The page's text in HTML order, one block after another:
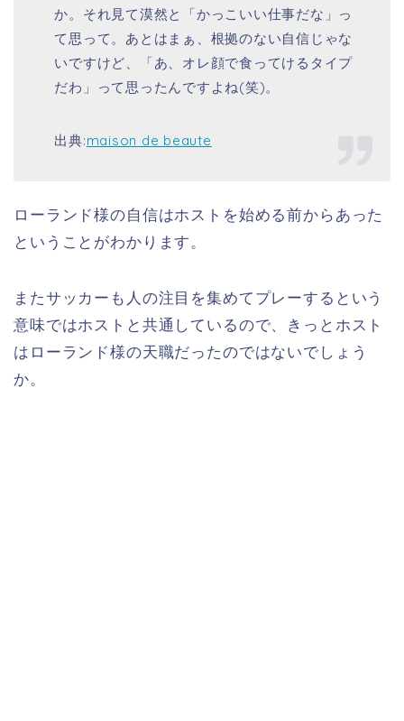
か。それ見て漠然と「かっこいい仕事だな」っ
て思って。あとはまぁ、根拠のない自信じゃな
いですけど、「あ、オレ顔で食ってけるタイプ
だわ」って思ったんですよね(笑)。
出典:maison de beaute
ローランド様の自信はホストを始める前からあった
ということがわかります。
またサッカーも人の注目を集めてプレーするという
意味ではホストと共通しているので、きっとホスト
はローランド様の天職だったのではないでしょう
か。